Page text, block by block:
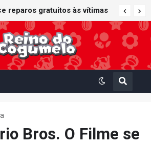
reparos gratuitos às vítimas
e doa 50 milhões
Vermelha
Bros. O Filme se